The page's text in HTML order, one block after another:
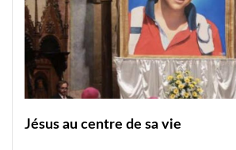
Jésus au centre de sa vie